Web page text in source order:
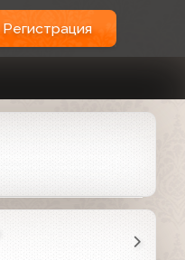
Регистрация